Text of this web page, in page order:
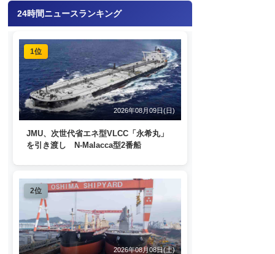
24時間ニュースランキング
1位
2026年08月09日(日)
JMU、次世代省エネ型VLCC「永希丸」
を引き渡し N-Malacca型2番船
2位
2026年08月08日(土)